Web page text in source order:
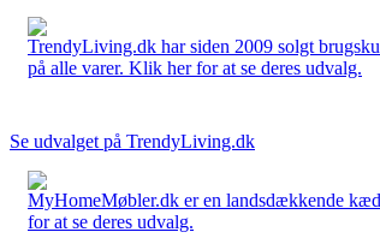
TrendyLiving.dk har siden 2009 solgt
på alle varer. Klik her for at se deres udvalg.
Se udvalget på TrendyLiving.dk
MyHomeMøbler.dk er en landsdækkende
for at se deres udvalg.